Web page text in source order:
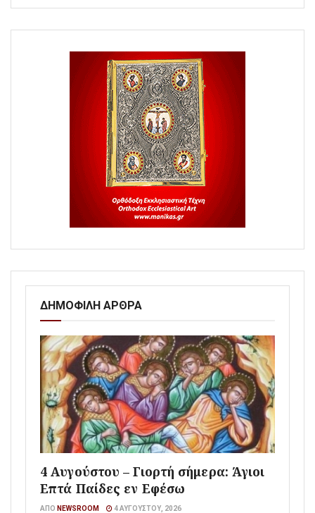
ΔΗΜΟΦΙΛΗ ΑΡΘΡΑ
4 Αυγούστου – Γιορτή σήμερα: Άγιοι
Επτά Παίδες εν Εφέσω
ΑΠΌ NEWSROOM 4 ΑΥΓΟΎΣΤΟΥ, 2026